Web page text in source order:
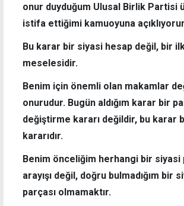
onur duyduğum Ulusal Birlik Partisi
istifa ettiğimi kamuoyuna
Bu karar bir siyasi hesap değil, bir
meselesidir.
Benim için önemli olan makamlar
onurudur. Bugün aldığım karar bir
değiştirme kararı değildir, bu karar
kararıdır.
Benim önceliğim herhangi bir siyasi
arayışı değil, doğru bulmadığım bir
parçası olmamaktır.